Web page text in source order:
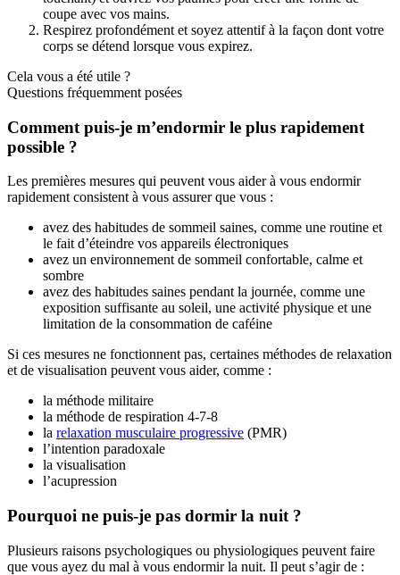
coupe avec vos mains.
Respirez profondément et soyez attentif à la façon dont votre
corps se détend lorsque vous expirez.
Cela vous a été utile ?
Questions fréquemment posées
Comment puis-je m’endormir le plus rapidement
possible ?
Les premières mesures qui peuvent vous aider à vous endormir
rapidement consistent à vous assurer que vous :
avez des habitudes de sommeil saines, comme une routine et
le fait d’éteindre vos appareils électroniques
avez un environnement de sommeil confortable, calme et
sombre
avez des habitudes saines pendant la journée, comme une
exposition suffisante au soleil, une activité physique et une
limitation de la consommation de caféine
Si ces mesures ne fonctionnent pas, certaines méthodes de relaxation
et de visualisation peuvent vous aider, comme :
la méthode militaire
la méthode de respiration 4-7-8
la relaxation musculaire progressive (PMR)
l’intention paradoxale
la visualisation
l’acupression
Pourquoi ne puis-je pas dormir la nuit ?
Plusieurs raisons psychologiques ou physiologiques peuvent faire
que vous ayez du mal à vous endormir la nuit. Il peut s’agir de :